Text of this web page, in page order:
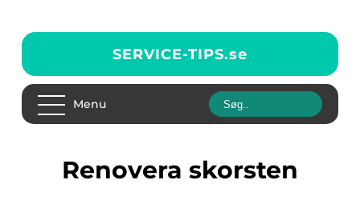
SERVICE-TIPS.se
Menu
renovera skorsten